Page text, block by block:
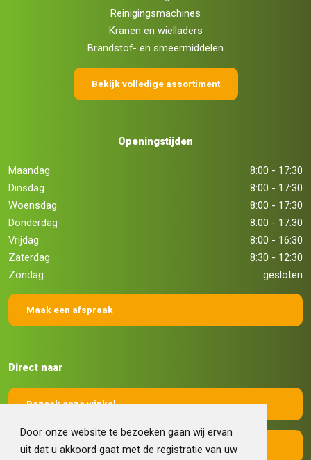
Door onze website te bezoeken gaan wij ervan
uit dat u akkoord gaat met de registratie van uw
Reinigingsmachines
Kranen en wielladers
Brandstof- en smeermiddelen
Bekijk volledige assortiment
Openingstijden
Maandag
8:00 - 17:30
Dinsdag
8:00 - 17:30
Woensdag
8:00 - 17:30
Donderdag
8:00 - 17:30
Vrijdag
8:00 - 16:30
Zaterdag
8:30 - 12:30
Zondag
gesloten
Maak een afspraak
Direct naar
Bezoek onze winkel
Maak een afspraak